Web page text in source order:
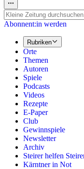
Abonnent:in werden
Rubriken
Orte
Themen
Autoren
Spiele
Podcasts
Videos
Rezepte
E-Paper
Club
Gewinnspiele
Newsletter
Archiv
Steirer helfen
Kärntner in Not